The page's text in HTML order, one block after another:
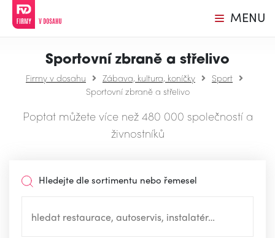
MENU
Sportovní zbraně a střelivo
Firmy v dosahu Zábava, kultura, koníčky
Sport
Sportovní zbraně a střelivo
Poptat můžete více než 480 000 společností a
živnostníků
Hledejte dle sortimentu nebo řemesel